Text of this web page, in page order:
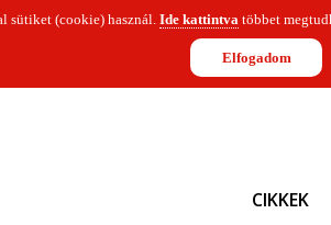
sütiket (cookie) használ. Ide kattintvatöbbet
Elfogadom
CIKKEK